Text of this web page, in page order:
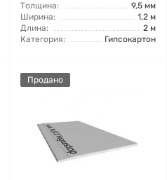
Толщина:
9,5 мм
Ширина:
1,2 м
Длина:
2 м
Категория:
Гипсокартон
Продано